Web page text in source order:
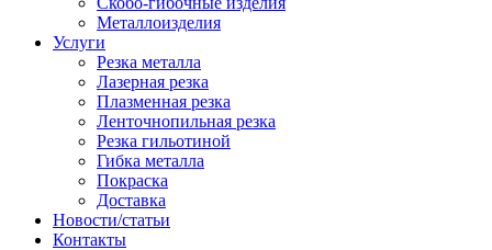
Металлоизделия
Услуги
Резка металла
Лазерная резка
Плазменная резка
Ленточнопильная резка
Резка гильотиной
Гибка металла
Покраска
Доставка
Новости/статьи
Контакты